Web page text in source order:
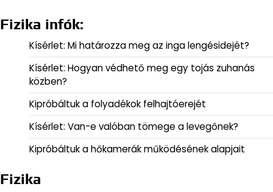
Fizika infók:
Kísérlet: Mi határozza meg az inga lengésidejét?
Kísérlet: Hogyan védhető meg egy tojás zuhanás
közben?
Kipróbáltuk a folyadékok felhajtóerejét
Kísérlet: Van-e valóban tömege a levegőnek?
Kipróbáltuk a hőkamerák működésének alapjait
Fizika